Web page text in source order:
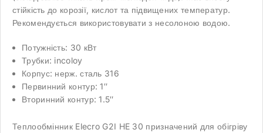
стійкість до корозії, кислот та підвищених температур.
Рекомендується використовувати з несолоною водою.
Потужність: 30 кВт
Трубки: incoloy
Корпус: нерж. сталь 316
Первинний контур: 1″
Вторинний контур: 1.5″
Теплообмінник Elecro G2I HE 30 призначений для обігріву